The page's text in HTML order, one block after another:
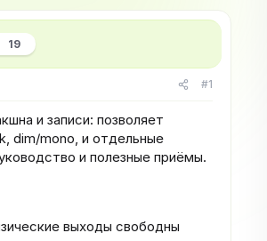
19
#1
и записи: позволяет
dim/mono, и отдельные
и полезные приёмы.
выходы свободны